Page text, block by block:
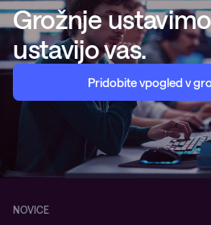
Grožnje
ustavijo vas.
Pridobite vpogled v
NOVICE